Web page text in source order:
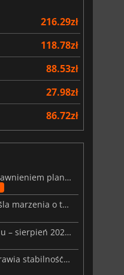
216.29zł
118.78zł
88.53zł
27.98zł
86.72zł
MARVEL Tōkon debiutuje wraz z ujawnieniem planu rozwoju na pierwszy rok
Wyciek ceny Steam Frame przekreśla marzenia o tanim zestawie VR
Premiery gier wideo w tym tygodniu – sierpień 2026 r. (32. tydzień)
Nowa aktualizacja w Palworld poprawia stabilność Sunreach i walk z bossami